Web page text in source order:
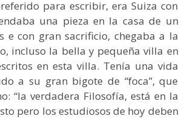
para escribir, era Suiza con
una pieza en la casa de un
con gran sacrificio, chegaba a la
incluso la bella y pequeña villa en
en esta villa. Tenía una vida
a su gran bigote de “foca”, que
“la verdadera Filosofía, está en la
pero los estudiosos de hoy deben